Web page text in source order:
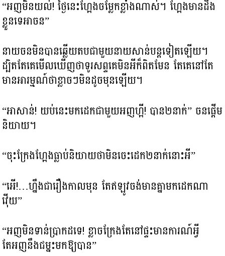
“អញមិនយល់! ថ្ងៃនេះហ្អែងចម្លែកខ្លាំងណាស់។ ហ្អែងមានដឹង
ខ្លួនទេអាចន”
នាយចនមិនបានឆ្លើយតបជាមួយនាយសាន់បន្តទៀតឡើយ។
ដ្បិតតែគេមើលឃើញថាទូរសព្ទគេមិនអីក៏ពិតមែន តែគេនៅតែ
មានអារម្មណ៍ថាខ្លាចៗមិនដូចមុនឡើយ។
“អាសាន់! យប់នេះមកដេកជាមួយអញហ្អី! បាន២នាក់” ចនផ្តើម
និយាយ។
“ចុះក្រែងហ្អែងធ្លាប់និយាយថាមិនចេះដេក២នាក់នោះអី”
“អើ!…ហ្នឹងជារឿងកាលមុន តែឥឡូវចង់មានគ្នាមកដេកណា
វ៉ើយ”
“អញមិនទាន់ប្រាកដទេ! ខ្លាចក្រែងតែនៅផ្ទះមានការណ៍អ្វី
តែអញនឹងជម្នះមកឱ្យបាន”